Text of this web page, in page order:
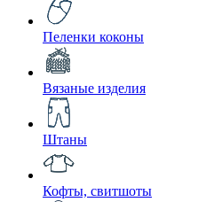
Пеленки коконы
Вязаные изделия
Штаны
Кофты, свитшоты